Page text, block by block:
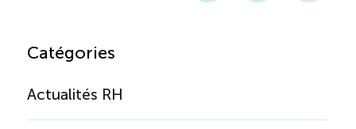
Catégories
Actualités RH